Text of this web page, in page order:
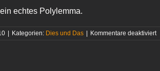
echtes Polylemma.
| Kategorien: Dies und Das | Kommentare deaktiviertfür